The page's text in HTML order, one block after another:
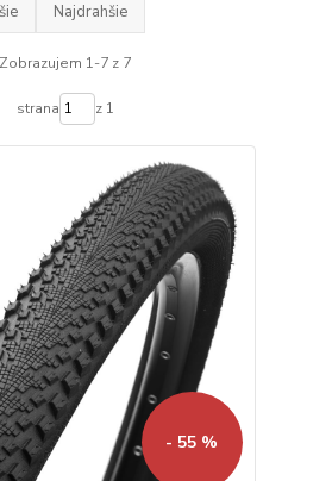
Najdrahšie
Zobrazujem 1-7 z 7
strana z 1
- 55 %